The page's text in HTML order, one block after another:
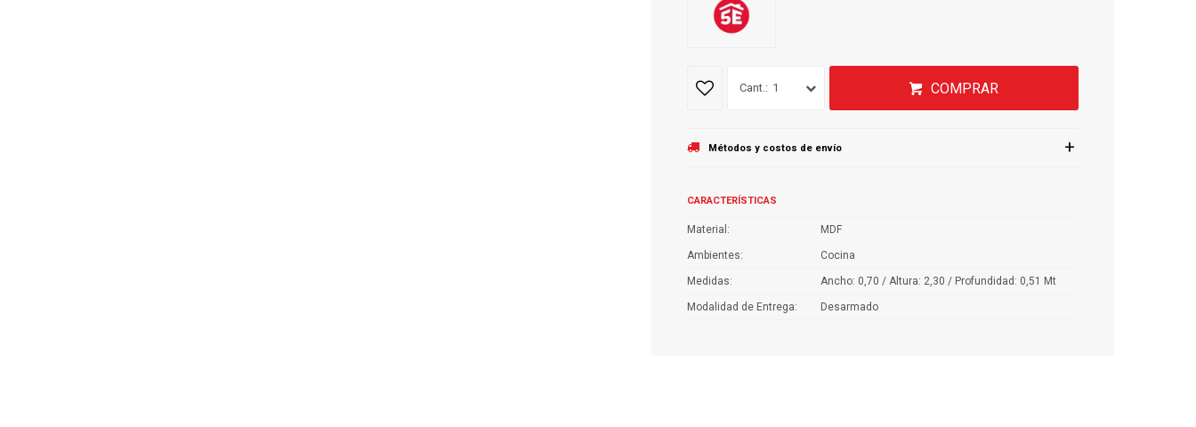
1 COMPRAR
Métodos y costos de envío
CARACTERÍSTICAS
Material MDF
Ambientes Cocina
Medidas Ancho: 0,70 / Altura: 2,30 / Profundidad: 0,51 Mt
Modalidad de Entrega Desarmado